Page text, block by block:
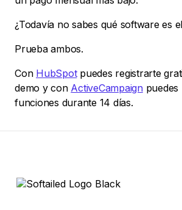
¿Todavía no sabes qué software es
Prueba ambos.
Con HubSpotpuedes registrarte
demo y con ActiveCampaignpuedes
funciones durante 14 días.